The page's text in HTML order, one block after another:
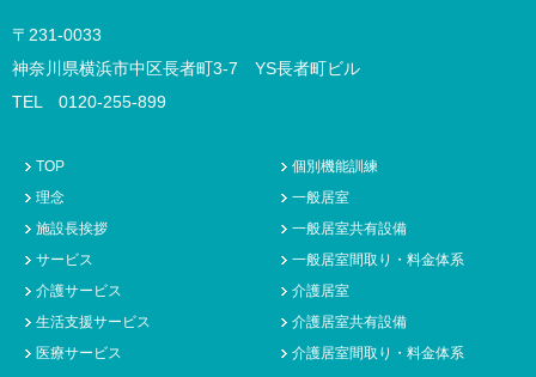
〒231-0033
神奈川県横浜市中区長者町3-7 YS長者町ビル
TEL 0120-255-899
TOP
理念
施設長挨拶
サービス
介護サービス
生活支援サービス
医療サービス
個別機能訓練
一般居室
一般居室共有設備
一般居室間取り・料金体系
介護居室
介護居室共有設備
介護居室間取り・料金体系